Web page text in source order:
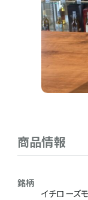
商品情報
銘柄
イチローズ